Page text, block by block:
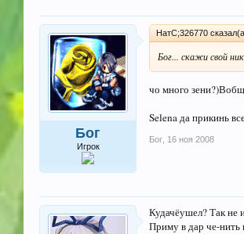
Бог
Игрок
НатС;326770
Бог... скажи свой
чо много
Selena да прикинь
Бог 16 ноя 2008
Кудачёушел? Так не
Приму в дар че-нить